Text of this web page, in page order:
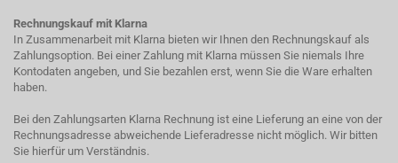
Rechnungskauf mit Klarna
In Zusammenarbeit mit Klarna bieten wir Ihnen den Rechnungskauf als
Zahlungsoption. Bei einer Zahlung mit Klarna müssen Sie niemals Ihre
Kontodaten angeben, und Sie bezahlen erst, wenn Sie die Ware erhalten
haben.
Bei den Zahlungsarten Klarna Rechnung ist eine Lieferung an eine von der
Rechnungsadresse abweichende Lieferadresse nicht möglich. Wir bitten
Sie hierfür um Verständnis.